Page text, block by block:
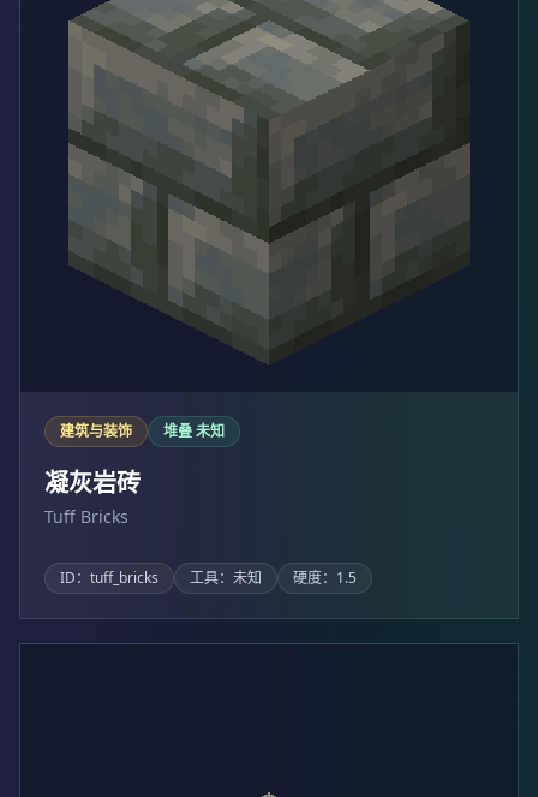
建筑与装饰 堆叠 未知
凝灰岩砖
Tuff Bricks
ID：tuff_bricks 工具：未知 硬度：1.5